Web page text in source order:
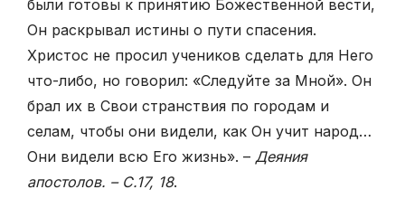
были готовы к принятию Божественной вести,
Он раскрывал истины о пути спасения.
Христос не просил учеников сделать для Него
что-либо, но го­ворил: «Следуйте за Мной». Он
брал их в Свои странствия по городам и
селам, чтобы они видели, как Он учит народ…
Они видели всю Его жизнь». – Деяния
апостолов. – С.17, 18.